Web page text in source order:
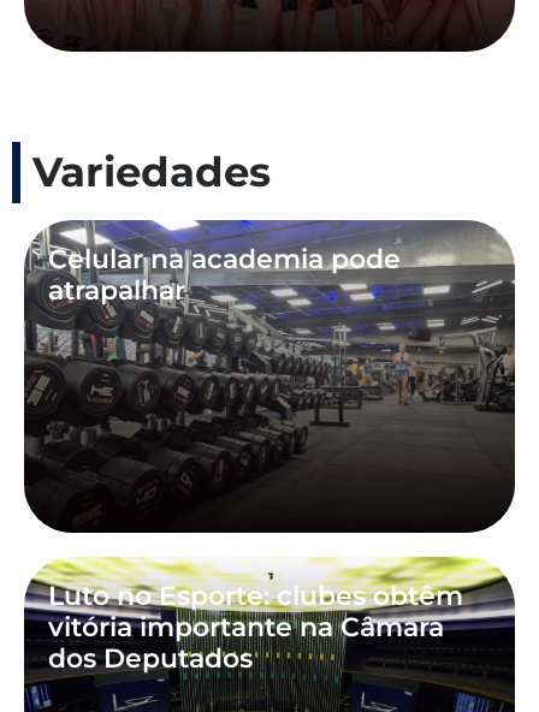
Variedades
Celular na academia pode
atrapalhar
Luto no Esporte: clubes obtêm
vitória importante na Câmara
dos Deputados